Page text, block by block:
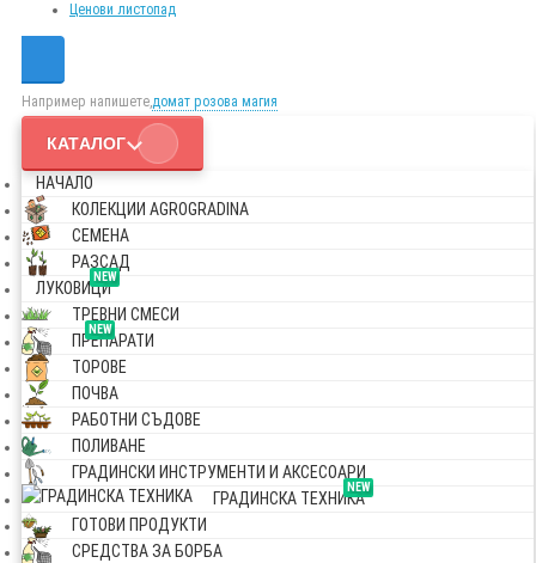
Ценови листопад
Например напишете,домат розова магия
КАТАЛОГ
НАЧАЛО
КОЛЕКЦИИ AGROGRADINA
СЕМЕНА
РАЗСАД
NEW
ЛУКОВИЦИ
ТРЕВНИ СМЕСИ
NEW
ПРЕПАРАТИ
ТОРОВЕ
ПОЧВА
РАБОТНИ СЪДОВЕ
ПОЛИВАНЕ
ГРАДИНСКИ ИНСТРУМЕНТИ И АКСЕСОАРИ
NEW
ГРАДИНСКА ТЕХНИКА
ГОТОВИ ПРОДУКТИ
СРЕДСТВА ЗА БОРБА